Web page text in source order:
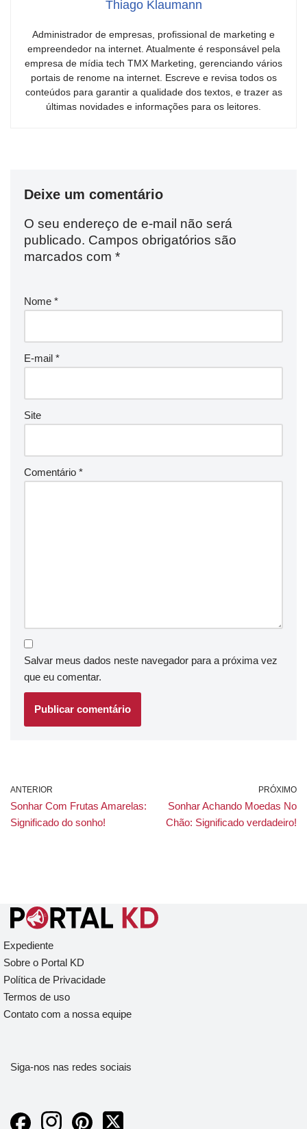
Thiago Klaumann
Administrador de empresas, profissional de marketing e
empreendedor na internet. Atualmente é responsável pela
empresa de mídia tech TMX Marketing, gerenciando vários
portais de renome na internet. Escreve e revisa todos os
conteúdos para garantir a qualidade dos textos, e trazer as
últimas novidades e informações para os leitores.
Deixe um comentário
O seu endereço de e-mail não será
publicado. Campos obrigatórios são
marcados com *
Nome *
E-mail *
Site
Comentário *
Salvar meus dados neste navegador para a próxima vez
que eu comentar.
ANTERIOR
Sonhar Com Frutas Amarelas:
Significado do sonho!
PRÓXIMO
Sonhar Achando Moedas No
Chão: Significado verdadeiro!
Expediente
Sobre o Portal KD
Política de Privacidade
Termos de uso
Contato com a nossa equipe
Siga-nos nas redes sociais